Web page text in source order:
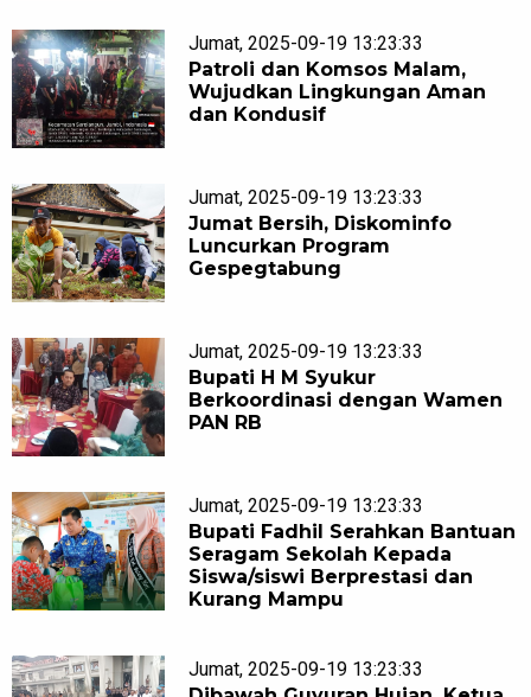
Jumat, 2025-09-19 13:23:33
Patroli dan Komsos Malam,
Wujudkan Lingkungan Aman
dan Kondusif
Jumat, 2025-09-19 13:23:33
Jumat Bersih, Diskominfo
Luncurkan Program
Gespegtabung
Jumat, 2025-09-19 13:23:33
Bupati H M Syukur
Berkoordinasi dengan Wamen
PAN RB
Jumat, 2025-09-19 13:23:33
Bupati Fadhil Serahkan Bantuan
Seragam Sekolah Kepada
Siswa/siswi Berprestasi dan
Kurang Mampu
Jumat, 2025-09-19 13:23:33